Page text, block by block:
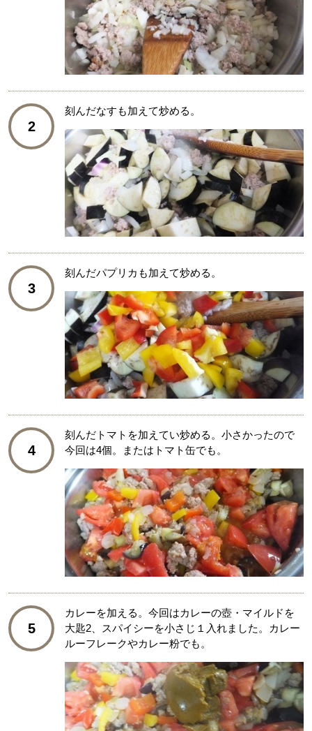
2
刻んだなすも加えて炒める。
3
刻んだパプリカも加えて炒める。
4
刻んだトマトを加えてい炒める。小さかったので
今回は4個。またはトマト缶でも。
5
カレーを加える。今回はカレーの壺・マイルドを
大匙2、スパイシーを小さじ１入れました。カレー
ルーフレークやカレー粉でも。